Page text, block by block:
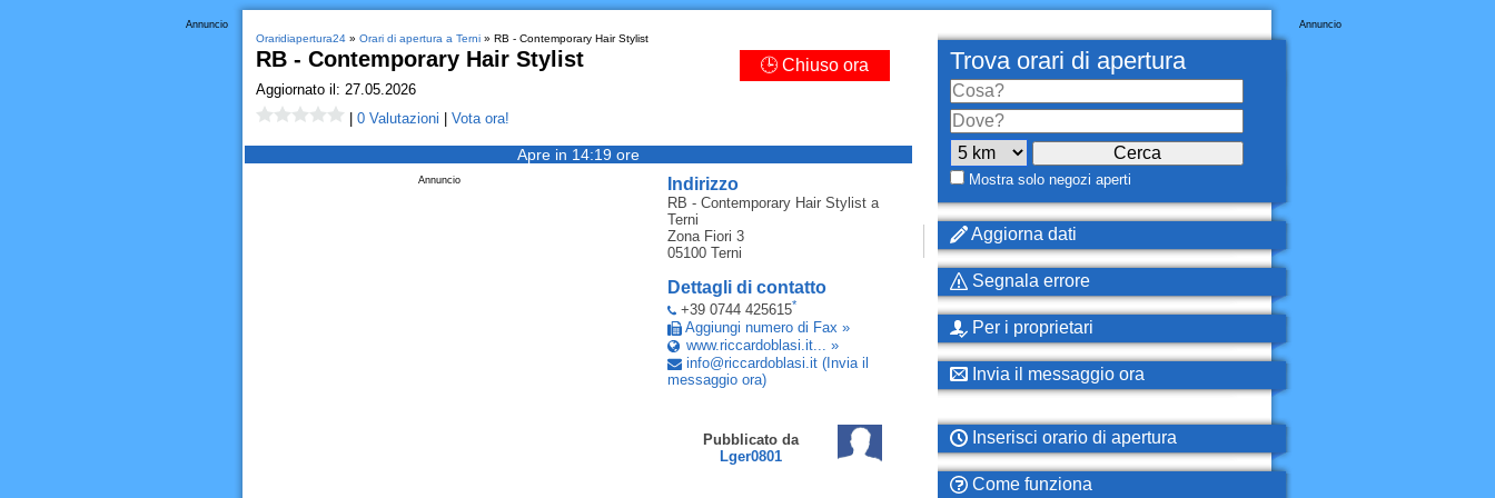
Annuncio
Oraridiapertura24» Orari di apertura a Terni» RB - Contemporary Hair Stylist
RB - Contemporary Hair Stylist 🕒 Chiuso ora
Aggiornato il: 27.05.2026
0 Valutazioni Vota ora!
Apre in 14:19 ore
Indirizzo
RB - Contemporary Hair Stylista
Terni
Zona Fiori 3
05100 Terni
Dettagli di contatto
+39 0744 425615*
Aggiungi numero di Fax »
www.riccardoblasi.it... »
info@riccardoblasi.it (Invia il
messaggio ora)
Pubblicato da
Lger0801
Annuncio
Annuncio
Trova orari di apertura
Mostra solo negozi aperti
Aggiorna dati
Segnala errore
Per i proprietari
Invia il messaggio ora
Inserisci orario di apertura
Come funziona